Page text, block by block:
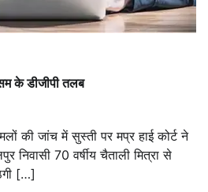
के डीजीपी तलब
की जांच में सुस्ती पर मप्र हाई कोर्ट ने
निवासी 70 वर्षीय चैताली मित्रा से
[…]